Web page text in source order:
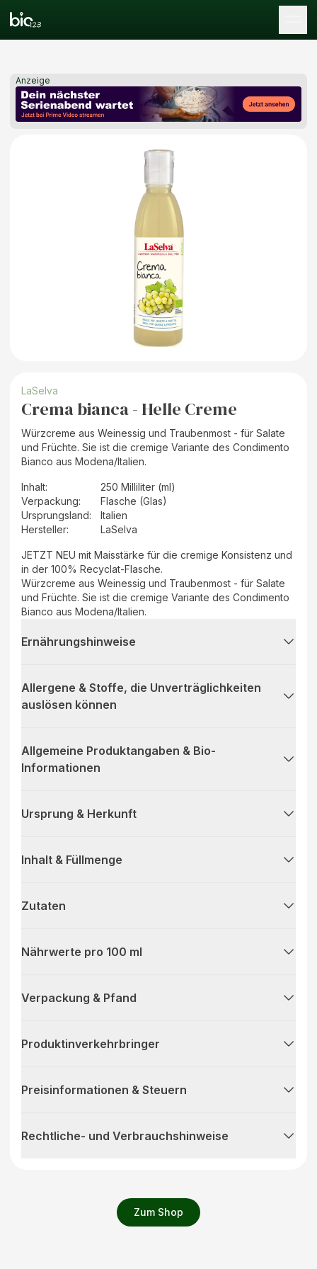
Anzeige
Zum Shop
LaSelva
Crema bianca - Helle Creme
Würzcreme aus Weinessig und Traubenmost - für Salate
und Früchte. Sie ist die cremige Variante des Condimento
Bianco aus Modena/Italien.
Inhalt:
250 Milliliter (ml)
Verpackung:
Flasche (Glas)
Ursprungsland:
Italien
Hersteller: LaSelva
JETZT NEU mit Maisstärke für die cremige Konsistenz und
in der 100% Recyclat-Flasche.
Würzcreme aus Weinessig und Traubenmost - für Salate
und Früchte. Sie ist die cremige Variante des Condimento
Bianco aus Modena/Italien.
Ernährungshinweise
Allergene & Stoffe, die Unverträglichkeiten
auslösen können
Allgemeine Produktangaben & Bio-
Informationen
Ursprung & Herkunft
Inhalt & Füllmenge
Zutaten
Nährwerte pro 100 ml
Verpackung & Pfand
Produktinverkehrbringer
Preisinformationen & Steuern
Rechtliche- und Verbrauchshinweise